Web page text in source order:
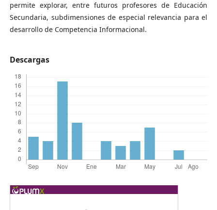
permite explorar, entre futuros profesores de Educación
Secundaria, subdimensiones de especial relevancia para el
desarrollo de Competencia Informacional.
Descargas